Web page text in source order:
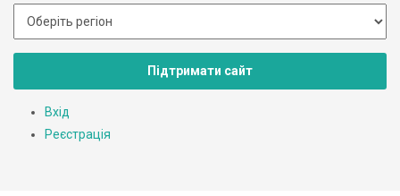
Підтримати сайт
Вхід
Реєстрація